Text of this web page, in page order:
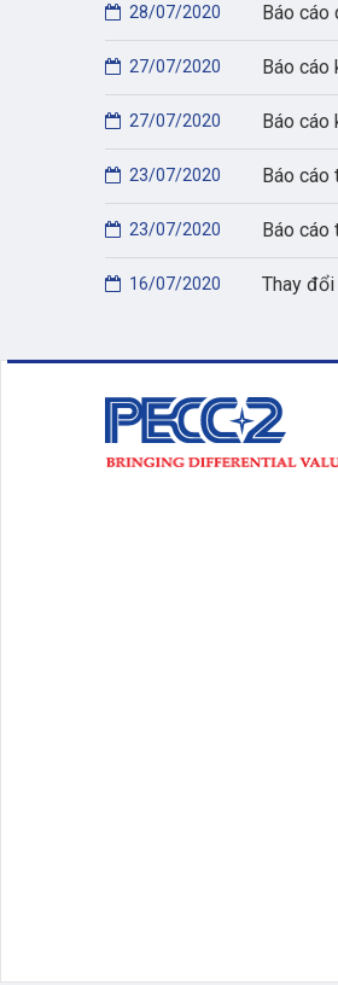
Báo cáo
28/07/2020
Báo cáo
27/07/2020
Báo cáo
27/07/2020
Báo cáo
23/07/2020
Báo cáo
23/07/2020
Thay
16/07/2020